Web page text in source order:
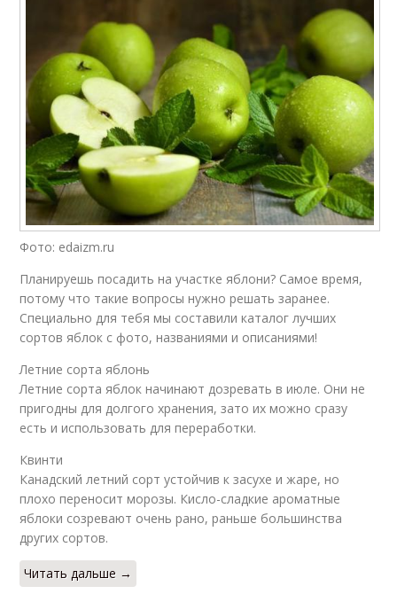
Фото: edaizm.ru
Планируешь посадить на участке яблони? Самое время,
потому что такие вопросы нужно решать заранее.
Специально для тебя мы составили каталог лучших
сортов яблок с фото, названиями и описаниями!
Летние сорта яблонь
Летние сорта яблок начинают дозревать в июле. Они не
пригодны для долгого хранения, зато их можно сразу
есть и использовать для переработки.
Квинти
Канадский летний сорт устойчив к засухе и жаре, но
плохо переносит морозы. Кисло-сладкие ароматные
яблоки созревают очень рано, раньше большинства
других сортов.
Читать дальше →